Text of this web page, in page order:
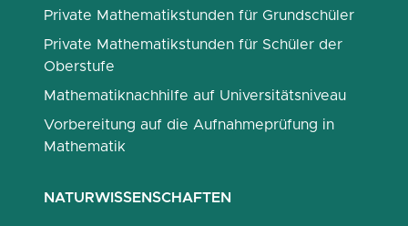
Private Mathematikstunden für Grundschüler
Private Mathematikstunden für Schüler der
Oberstufe
Mathematiknachhilfe auf Universitätsniveau
Vorbereitung auf die Aufnahmeprüfung in
Mathematik
NATURWISSENSCHAFTEN